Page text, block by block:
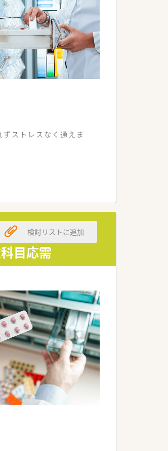
ストレスなく通えま
んでいます。
できる方を求めま
を後押しいたしま
意欲的な方を歓迎し
タルでサポートして
きるやりがいがあり
薬剤師の方に最適で
方に強く推奨しま
う方にぴったりの
目応需
検討リストに追加